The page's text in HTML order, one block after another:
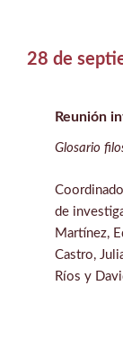
28 de
Reunión
Glosario
de
Martínez,
Castro,
Ríos y